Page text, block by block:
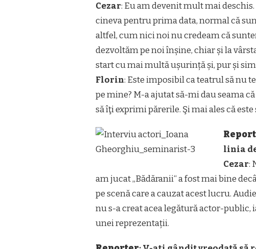
Cezar: Eu am devenit mult mai
cineva pentru prima data, normal că
altfel, cum nici noi nu credeam că
dezvoltăm pe noi înșine, chiar și la
start cu mai multă ușurință și, pur și
Florin: Este imposibil ca teatrul să nu
pe mine? M-a ajutat să-mi dau seama
să îţi exprimi părerile. Şi mai ales că
linia
Cezar:
am jucat „Bădăranii“ a fost mai bine
pe scenă care a cauzat acest lucru.
nu s-a creat acea legătură actor-
unei reprezentații.